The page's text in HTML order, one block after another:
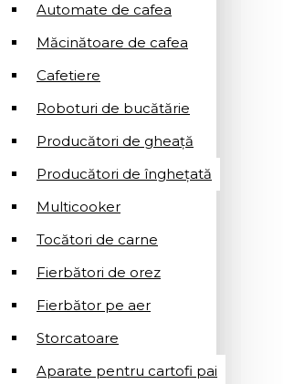
Automate de cafea
Măcinătoare de cafea
Cafetiere
Roboturi de bucătărie
Producători de gheață
Producători de înghețată
Multicooker
Tocători de carne
Fierbători de orez
Fierbător pe aer
Storcatoare
Aparate pentru cartofi pai